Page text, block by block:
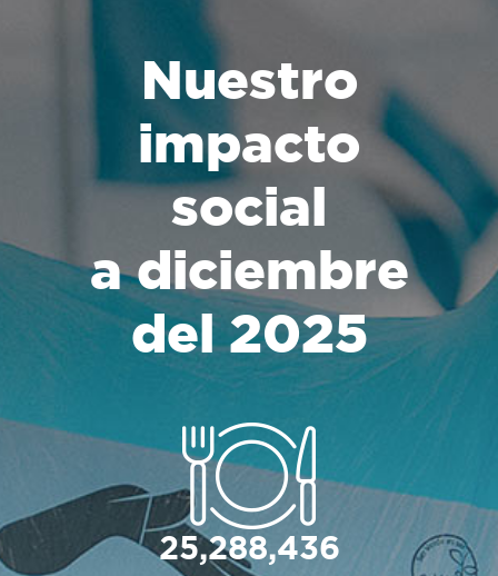
Nuestro
impacto
social
a diciembre
del 2025
25,288,436